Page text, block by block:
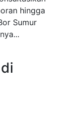
hingga
Sumur